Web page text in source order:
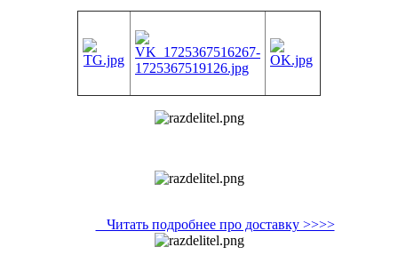
Читать подробнее про доставку >>>>